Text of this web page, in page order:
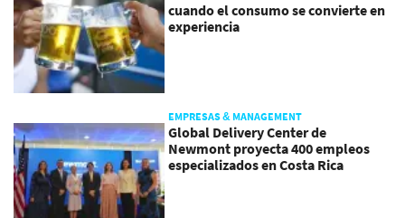
cuando el consumo se convierte en
experiencia
EMPRESAS & MANAGEMENT
Global Delivery Center de
Newmont proyecta 400 empleos
especializados en Costa Rica